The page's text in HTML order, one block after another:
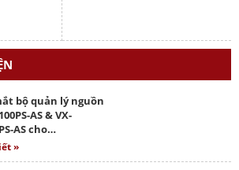
bộ quản lý nguồn
AS & VX-
AS cho…
»